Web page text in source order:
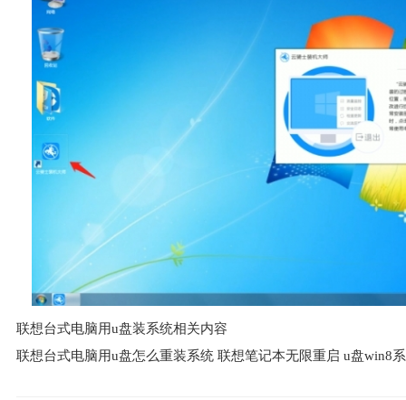
联想台式电脑用u盘装系统相关内容
联想台式电脑用u盘怎么重装系统 联想笔记本无限重启 u盘win8